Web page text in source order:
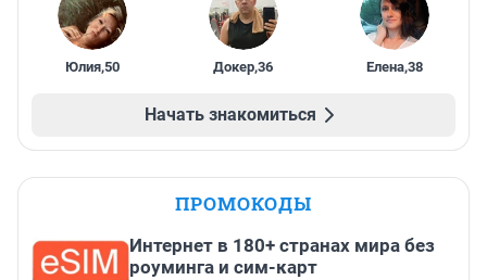
Юлия,50 Докер,36 Елена,38
Начать знакомиться
ПРОМОКОДЫ
Интернет в 180+ странах мира без
роуминга и сим-карт